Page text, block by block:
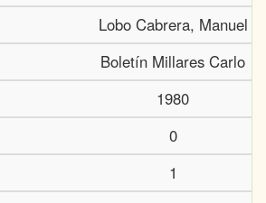
Lobo Cabrera, Manuel
Boletín Millares Carlo
1980
0
1